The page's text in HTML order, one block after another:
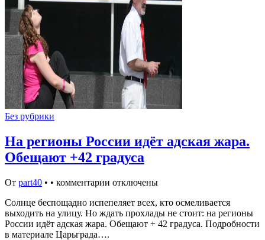
Без рубрики
На регионы России идёт адская жара.
Обещают +42 градуса
От part40 • • комментарии отключены
Солнце беспощадно испепеляет всех, кто осмеливается
выходить на улицу. Но ждать прохлады не стоит: на регионы
России идёт адская жара. Обещают + 42 градуса. Подробности
в материале Царьграда….